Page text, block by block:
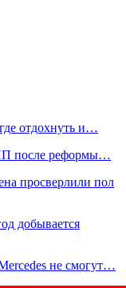
отдохнуть и…
после реформы…
просверлили пол
добывается
не смогут…